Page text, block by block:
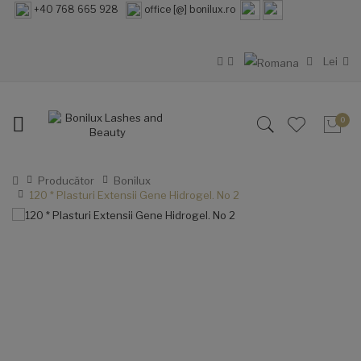
+40 768 665 928 office [@] bonilux.ro
Lei
0
Producător
Bonilux
120 * Plasturi Extensii Gene Hidrogel. No 2